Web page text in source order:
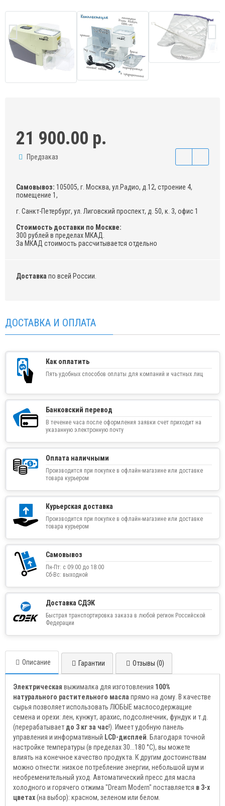
21 900.00 р.
Предзаказ
Самовывоз: 105005, г. Москва, ул.Радио, д.12, строение 4,
помещение 1,
г. Санкт-Петербург, ул. Лиговский проспект, д. 50, к. 3, офис 1
Стоимость доставки по Москве:
300 рублей в пределах МКАД.
За МКАД стоимость рассчитывается отдельно
Доставка по всей России.
ДОСТАВКА И ОПЛАТА
Как оплатить
Пять удобных способов оплаты для компаний и частных лиц
Банковский перевод
В течение часа после оформления заявки счет приходит на
указанную электронную почту
Оплата наличными
Производится при покупке в офлайн-магазине или доставке
товара курьером
Курьерская доставка
Производится при покупке в офлайн-магазине или доставке
товара курьером
Самовывоз
Пн-Пт: с 09:00 до 18:00
Сб-Вс: выходной
Доставка СДЭК
Быстрая транспортировка заказа в любой регион Российской
Федерации
Описание Гарантии Отзывы (0)
Электрическая выжималка для изготовления 100%
натурального растительного масла прямо на дому. В качестве
сырья позволяет использовать ЛЮБЫЕ маслосодержащие
семена и орехи: лен, кунжут, арахис, подсолнечник, фундук и т.д.
(перерабатывает до 3 кг за час!). Имеет удобную панель
управления и информативный LCD-дисплей . Благодаря точной
настройке температуры (в пределах 30...180 °С), вы можете
влиять на конечное качество продукта. К другим достоинствам
можно отнести: низкое потребление энергии, небольшой шум и
необременительный уход. Автоматический пресс для масла
холодного и горячего отжима "Dream Modern" поставляется в 3-х
цветах(на выбор): красном, зеленом или белом.